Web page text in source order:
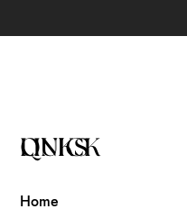
QUICK LINKS
Home